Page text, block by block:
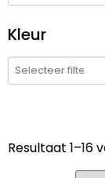
Kleur
Resultaat